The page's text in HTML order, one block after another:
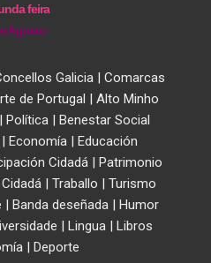
feira
Agosto
Galicia| Comarcas
de Portugal | Alto Minho
| Política| Benestar Social
| Economía | Educación
Cidadá| Patrimonio
| Traballo | Turismo
| Banda deseñada | Humor
| Lingua| Libros
| Deporte